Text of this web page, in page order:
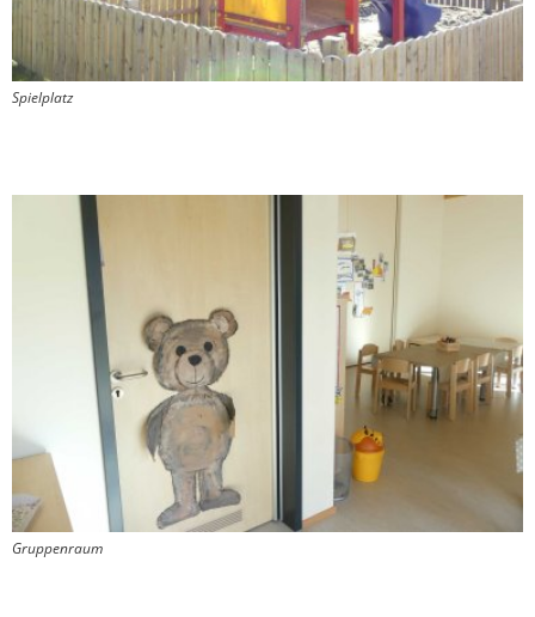
Spielplatz
Gruppenraum